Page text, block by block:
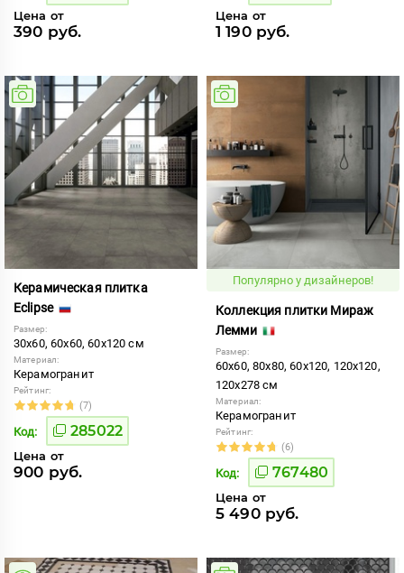
Цена от
390 руб.
Цена от
1 190 руб.
Керамическая плитка
Eclipse
Размер:
30x60, 60x60, 60x120 см
Материал:
Керамогранит
Рейтинг:
(7)
Код: 285022
Цена от
900 руб.
Популярно у дизайнеров!
Коллекция плитки Мираж
Лемми
Размер:
60x60, 80x80, 60x120, 120x120,
120x278 см
Материал:
Керамогранит
Рейтинг:
(6)
Код: 767480
Цена от
5 490 руб.